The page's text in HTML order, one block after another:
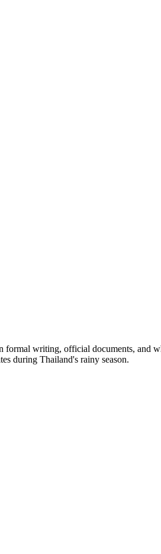
writing, official documents, and
during Thailand's rainy season.